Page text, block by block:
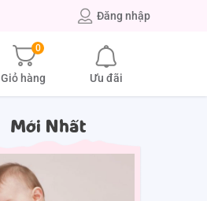
Đăng nhập
0
Giỏ hàng Ưu đãi
Mới Nhất